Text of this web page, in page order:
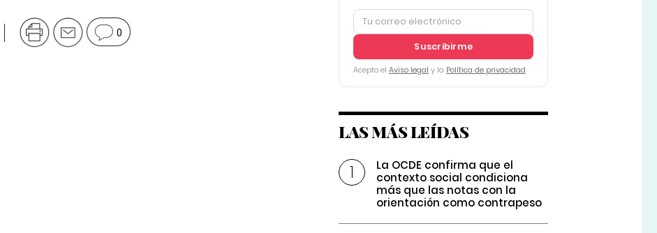
0
Suscribirme
Acepto el Aviso legal y la Política de privacidad
LAS MÁS LEÍDAS
La OCDE confirma que el
contexto social condiciona
más que las notas con la
orientación como contrapeso